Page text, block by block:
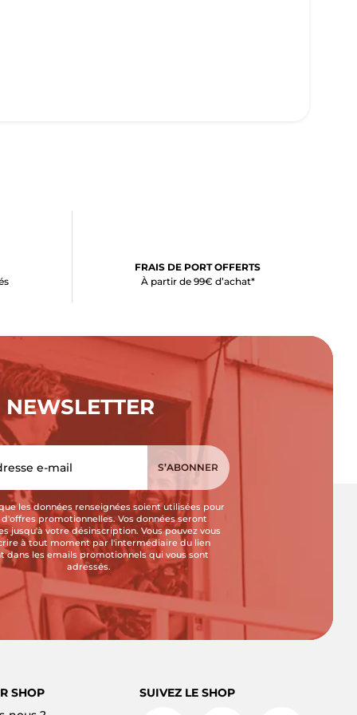
FRAIS DE PORT OFFERTS
À partir de 99€ d’achat*
NEWSLETTER
les données renseignées soient utilisées pour
d'offres promotionnelles. Vos données seront
jusqu'à votre désinscription. Vous pouvez vous
à tout moment par l'intermédiaire du lien
dans les emails promotionnels qui vous sont
adressés.
SHOP
SUIVEZ LE SHOP